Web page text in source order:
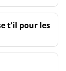
t'il pour les